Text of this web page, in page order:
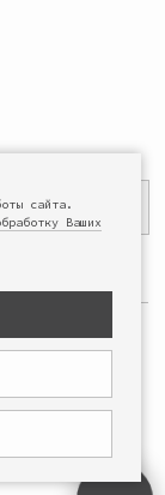
сайта.
Ваших